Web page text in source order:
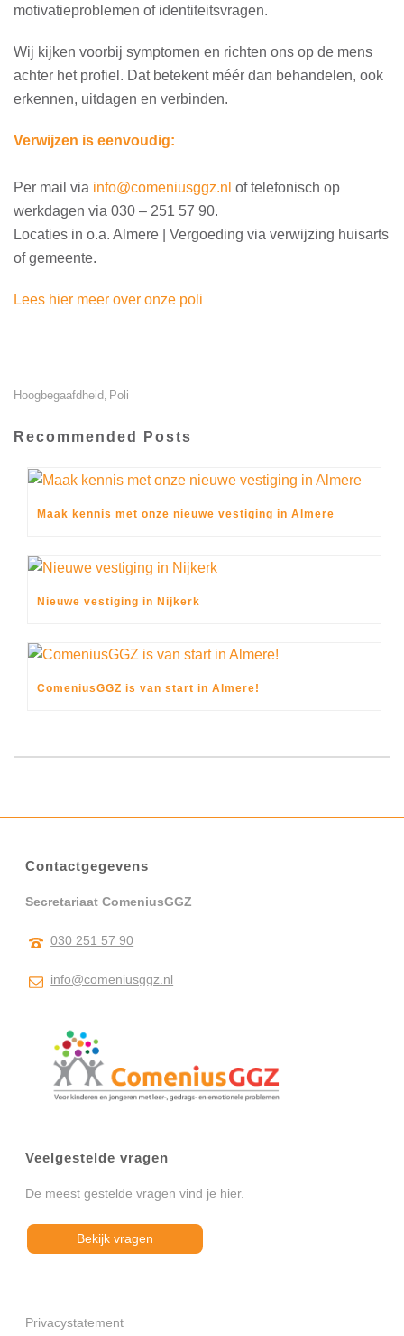
motivatieproblemen of identiteitsvragen.
Wij kijken voorbij symptomen en richten ons op de mens
achter het profiel. Dat betekent méér dan behandelen, ook
erkennen, uitdagen en verbinden.
Verwijzen is eenvoudig:
Per mail via info@comeniusggz.nl of telefonisch op
werkdagen via 030 – 251 57 90.
Locaties in o.a. Almere | Vergoeding via verwijzing huisarts
of gemeente.
Lees hier meer over onze poli
Hoogbegaafdheid, Poli
Recommended Posts
Maak kennis met onze nieuwe vestiging in Almere
Nieuwe vestiging in Nijkerk
ComeniusGGZ is van start in Almere!
Contactgegevens
Secretariaat ComeniusGGZ
030 251 57 90
info@comeniusggz.nl
Veelgestelde vragen
De meest gestelde vragen vind je hier.
Bekijk vragen
Privacystatement